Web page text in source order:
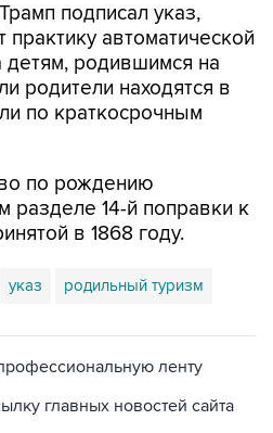
подписал указ,
автоматической
детям, родившимся на
родители находятся в
по краткосрочным
по рождению
разделе 14-й поправки к
в 1868 году.
указ родильный туризм
ленту
главных новостей сайта